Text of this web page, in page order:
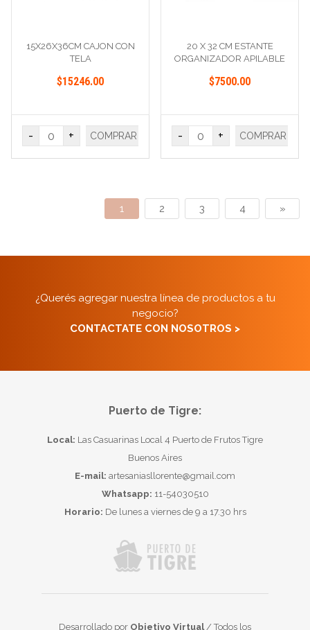
15X26X36CM CAJON CON
TELA
$15246.00
- + COMPRAR
20 X 32 CM ESTANTE
ORGANIZADOR APILABLE
$7500.00
- + COMPRAR
1 2 3 4 »
¿Querés agregar nuestra línea de productos a tu
negocio?
CONTACTATE CON NOSOTROS >
Puerto de Tigre:
Local: Las Casuarinas Local 4 Puerto de Frutos Tigre
Buenos Aires
E-mail: artesaniasllorente@gmail.com
Whatsapp: 11-54030510
Horario: De lunes a viernes de 9 a 17.30 hrs
Desarrollado por Objetivo Virtual/ Todos los